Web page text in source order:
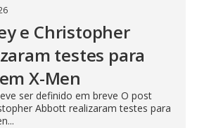
e Christopher
testes para
X-Men
ser definido em breve O post
Abbott realizaram testes para